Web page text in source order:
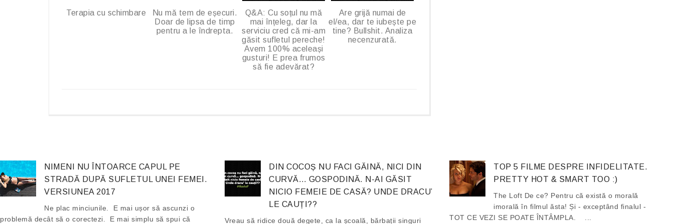
Terapia cu schimbare
Nu mă tem de eșecuri.
Doar de lipsa de timp
pentru a le îndrepta.
Q&A: Cu soțul nu mă
mai înțeleg, dar la
serviciu cred că mi-am
găsit sufletul pereche!
Avem 100% aceleași
gusturi! E prea frumos
să fie adevărat?
Are grijă numai de
el/ea, dar te iubește pe
tine? Bullshit. Analiza
necenzurată.
NIMENI NU ÎNTOARCE CAPUL PE
STRADĂ DUPĂ SUFLETUL UNEI FEMEI.
VERSIUNEA 2017
Ne plac minciunile. E mai ușor să ascunzi o
problemă decât să o corectezi. E mai simplu să spui că
DIN COCOȘ NU FACI GĂINĂ, NICI DIN
CURVĂ… GOSPODINĂ. N-AI GĂSIT
NICIO FEMEIE DE CASĂ? UNDE DRACU’
LE CAUȚI??
Vreau să ridice două degete, ca la școală, bărbații singuri
TOP 5 FILME DESPRE INFIDELITATE.
PRETTY HOT & SMART TOO :)
The Loft De ce? Pentru că există o morală
imorală în filmul ăsta! Și - exceptând finalul -
TOT CE VEZI SE POATE ÎNTÂMPLA. ...